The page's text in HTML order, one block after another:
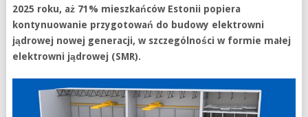
2025 roku, aż 71% mieszkańców Estonii popiera
kontynuowanie przygotowań do budowy elektrowni
jądrowej nowej generacji, w szczególności w formie małej
elektrowni jądrowej (SMR).